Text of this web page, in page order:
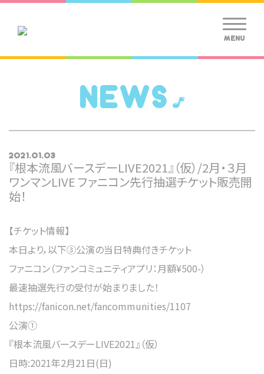
MENU
NEWS
2021.01.03
『根本流風バースデーLIVE2021』（仮）/2月・３月
ワンマンLIVE ファニコン先行抽選チケット販売開
始！
【チケット情報】
本日より，以下③公演の当日特典付きチケット
ファニコン（ファンコミュニティアプリ：月額¥500-）
最速抽選先行の受付が始まりました！
https://fanicon.net/fancommunities/1107
公演①
『根本流風バースデーLIVE2021』（仮）
日時:2021年2月21日(日)